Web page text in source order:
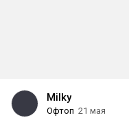
Milky
Офтоп 21 мая